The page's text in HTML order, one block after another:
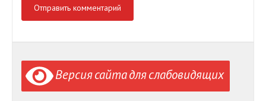
Версия сайта для слабовидящих